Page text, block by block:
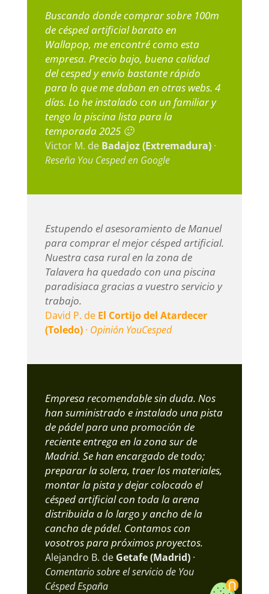
Buscando donde comprar sobre 100m
de césped artificial barato en
Wallapop, me encontré como esta
empresa. Precio bajo, buena calidad
del cesped y envío bastante rápido
para lo que me daban en otras webs. 4
días. Lo he instalado con un familiar y
tengo la piscina lista para la
temporada 2025 🙂
Victor M. de Badajoz (Extremadura)·
Reseña You Cesped en Google
Estupendo el asesoramiento de Manuel
para comprar el mejor césped artificial.
Nuestra casa rural en la zona de
Talavera ha quedado con una piscina
paradisiaca gracias a vuestro servicio y
trabajo.
David P. de El Cortijo del Atardecer
(Toledo)· Opinión YouCesped
Empresa recomendable sin duda. Nos
han suministrado e instalado una pista
de pádel para una promoción de
reciente entrega en la zona sur de
Madrid. Se han encargado de todo;
preparar la solera, traer los materiales,
montar la pista y dejar colocado el
césped artificial con toda la arena
distribuida a lo largo y ancho de la
cancha de pádel. Contamos con
vosotros para próximos proyectos.
Alejandro B. de Getafe (Madrid)·
Comentario sobre el servicio de You
Césped España